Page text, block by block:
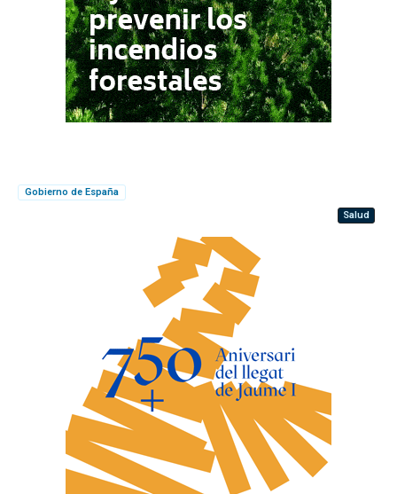
Gobierno de España
Salud